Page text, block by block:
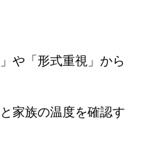
や「形式重視」から
家族の温度を確認す